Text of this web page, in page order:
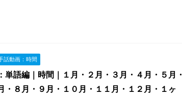
話動画：時間
単語編｜時間｜１月・２月・３月・４月・５月・
・８月・９月・１０月・１１月・１２月・１ヶ